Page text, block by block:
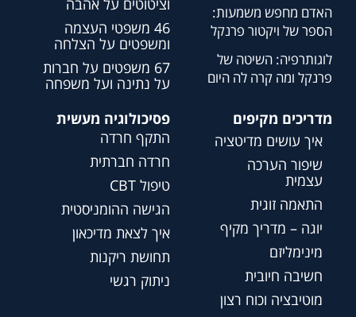
האדם מחפש משמעות:
הספר של ויקטור פרנקל
לוגותרפיה: השיטה של
פרנקל ומה קרה לה היום
46 משפטי העצמה
ומשפטים על הצלחה
67 משפטים על חברות
על נתינה ועל משפחה
מדריכים מקיפים
איך עושים מדיטציה
שיפור הערכה
עצמית
התאמה זוגית
יוגה – מדריך מקיף
מינימליזם
חשיבה חיובית
מוטיבציה וכוח רצון
פסיכולוגיה מעשית
התקף חרדה
חרדה חברתית
טיפול CBT
הגישה ההומניסטית
איך לצאת מדיכאון
תחושת ריקנות
ניתוק רגשי